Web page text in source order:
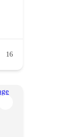
16